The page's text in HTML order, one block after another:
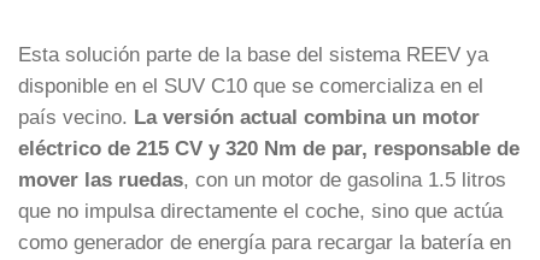
Esta solución parte de la base del sistema REEV ya
disponible en el SUV C10 que se comercializa en el
país vecino. La versión actual combina un motor
eléctrico de 215 CV y 320 Nm de par, responsable de
mover las ruedas, con un motor de gasolina 1.5 litros
que no impulsa directamente el coche, sino que actúa
como generador de energía para recargar la batería en